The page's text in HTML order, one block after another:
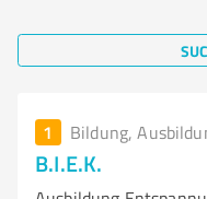
1 Bildung,
B.I.E.K.